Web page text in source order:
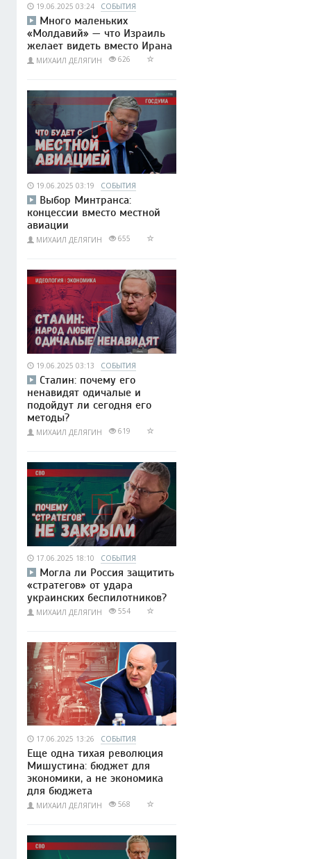
19.06.2025 03:24 СОБЫТИЯ
Много маленьких
«Молдавий» — что Израиль
желает видеть вместо Ирана
МИХАИЛ ДЕЛЯГИН 626
19.06.2025 03:19 СОБЫТИЯ
Выбор Минтранса:
концессии вместо местной
авиации
МИХАИЛ ДЕЛЯГИН 655
19.06.2025 03:13 СОБЫТИЯ
Сталин: почему его
ненавидят одичалые и
подойдут ли сегодня его
методы?
МИХАИЛ ДЕЛЯГИН 619
17.06.2025 18:10 СОБЫТИЯ
Могла ли Россия защитить
«стратегов» от удара
украинских беспилотников?
МИХАИЛ ДЕЛЯГИН 554
17.06.2025 13:26 СОБЫТИЯ
Еще одна тихая революция
Мишустина: бюджет для
экономики, а не экономика
для бюджета
МИХАИЛ ДЕЛЯГИН 568